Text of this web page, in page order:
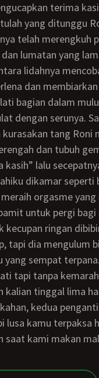
terima
telah merengkuh
lumatan yang
lidahnya
bagian dalam
dengan serunya.
tang Roni
kasih” lalu
dikamar
orgasme
kecupan ringan
tapi dia mengulum
sempat
tapi tanpa
kedua
lusa kamu terpaksa
saat kami makan